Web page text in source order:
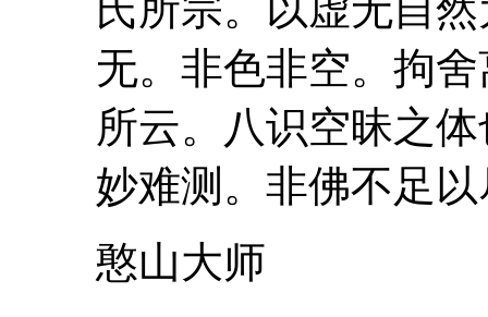
氏所宗。以虚无自
无。非色非空。拘
所云。八识空昧之
妙难测。非佛不足
憨山大师